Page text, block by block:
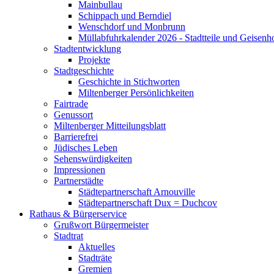
Mainbullau
Schippach und Berndiel
Wenschdorf und Monbrunn
Müllabfuhrkalender 2026 - Stadtteile und
Stadtentwicklung
Projekte
Stadtgeschichte
Geschichte in Stichworten
Miltenberger Persönlichkeiten
Fairtrade
Genussort
Miltenberger Mitteilungsblatt
Barrierefrei
Jüdisches Leben
Sehenswürdigkeiten
Impressionen
Partnerstädte
Städtepartnerschaft Arnouville
Städtepartnerschaft Dux = Duchcov
Rathaus & Bürgerservice
Grußwort Bürgermeister
Stadtrat
Aktuelles
Stadträte
Gremien